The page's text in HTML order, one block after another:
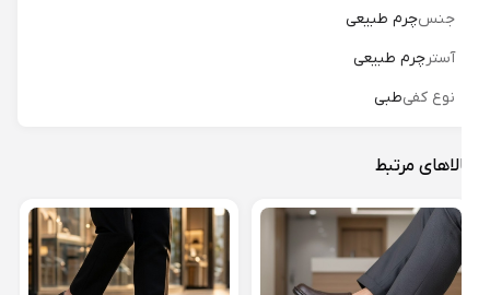
جنسچرم طبیعی
آسترچرم طبیعی
نوع کفی طبی
مرتبط